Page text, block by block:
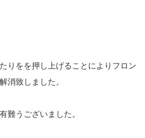
りをを押し上げることによりフロン
消致しました。
難うございました。